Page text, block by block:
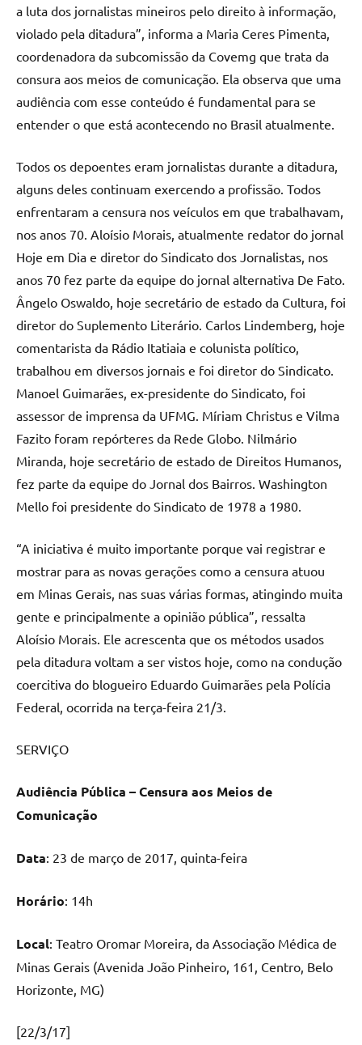
a luta dos jornalistas mineiros pelo direito à informação,
violado pela ditadura”, informa a Maria Ceres Pimenta,
coordenadora da subcomissão da Covemg que trata da
consura aos meios de comunicação. Ela observa que uma
audiência com esse conteúdo é fundamental para se
entender o que está acontecendo no Brasil atualmente.
Todos os depoentes eram jornalistas durante a ditadura,
alguns deles continuam exercendo a profissão. Todos
enfrentaram a censura nos veículos em que trabalhavam,
nos anos 70. Aloísio Morais, atualmente redator do jornal
Hoje em Dia e diretor do Sindicato dos Jornalistas, nos
anos 70 fez parte da equipe do jornal alternativa De Fato.
Ângelo Oswaldo, hoje secretário de estado da Cultura, foi
diretor do Suplemento Literário. Carlos Lindemberg, hoje
comentarista da Rádio Itatiaia e colunista político,
trabalhou em diversos jornais e foi diretor do Sindicato.
Manoel Guimarães, ex-presidente do Sindicato, foi
assessor de imprensa da UFMG. Míriam Christus e Vilma
Fazito foram repórteres da Rede Globo. Nilmário
Miranda, hoje secretário de estado de Direitos Humanos,
fez parte da equipe do Jornal dos Bairros. Washington
Mello foi presidente do Sindicato de 1978 a 1980.
“A iniciativa é muito importante porque vai registrar e
mostrar para as novas gerações como a censura atuou
em Minas Gerais, nas suas várias formas, atingindo muita
gente e principalmente a opinião pública”, ressalta
Aloísio Morais. Ele acrescenta que os métodos usados
pela ditadura voltam a ser vistos hoje, como na condução
coercitiva do blogueiro Eduardo Guimarães pela Polícia
Federal, ocorrida na terça-feira 21/3.
SERVIÇO
Audiência Pública – Censura aos Meios de
Comunicação
Data: 23 de março de 2017, quinta-feira
Horário: 14h
Local: Teatro Oromar Moreira, da Associação Médica de
Minas Gerais (Avenida João Pinheiro, 161, Centro, Belo
Horizonte, MG)
[22/3/17]